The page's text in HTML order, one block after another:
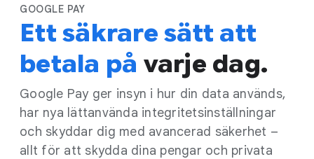
GOOGLE PAY
Ett säkrare sätt att
betala på varje dag.
Google Pay ger insyn i hur din data används,
har nya lättanvända integritetsinställningar
och skyddar dig med avancerad säkerhet –
allt för att skydda dina pengar och privata